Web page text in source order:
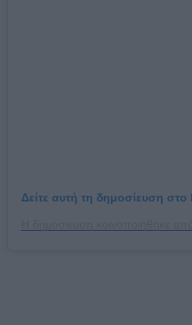
Δείτε αυτή τη δημοσίευση